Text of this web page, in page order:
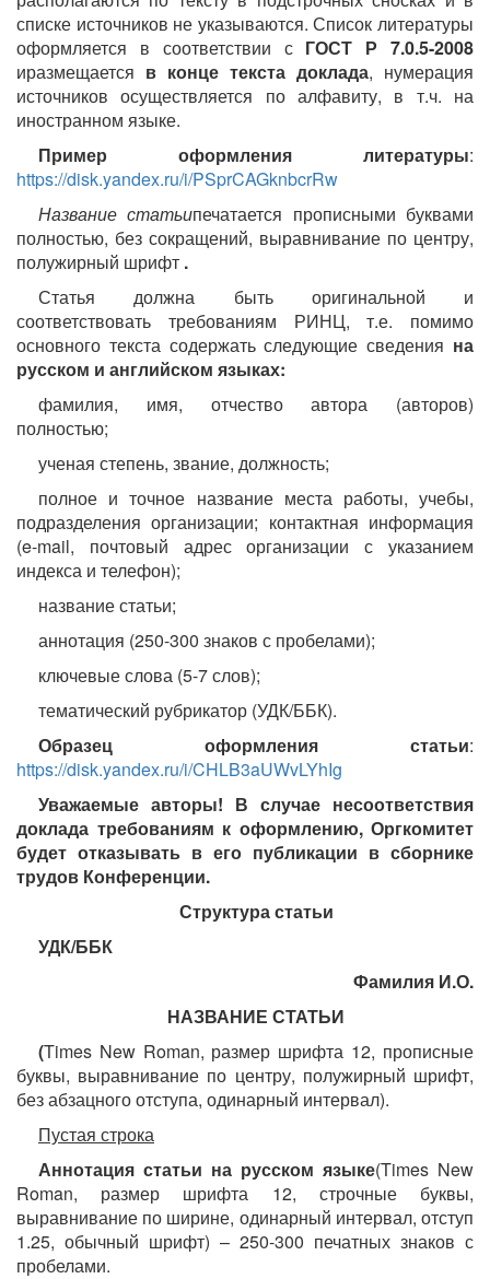
списке источников не указываются. Список литературы
оформляется в соответствии с ГОСТ Р 7.0.5-2008
иразмещается в конце текста доклада, нумерация
источников осуществляется по алфавиту, в т.ч. на
иностранном языке.
Пример оформления литературы:
https://disk.yandex.ru/i/PSprCAGknbcrRw
Название статьипечатается прописными буквами
полностью, без сокращений, выравнивание по центру,
полужирный шрифт .
Статья должна быть оригинальной и
соответствовать требованиям РИНЦ, т.е. помимо
основного текста содержать следующие сведения на
русском и английском языках:
фамилия, имя, отчество автора (авторов)
полностью;
ученая степень, звание, должность;
полное и точное название места работы, учебы,
подразделения организации; контактная информация
(e-mail, почтовый адрес организации с указанием
индекса и телефон);
название статьи;
аннотация (250-300 знаков с пробелами);
ключевые слова (5-7 слов);
тематический рубрикатор (УДК/ББК).
Образец оформления статьи:
https://disk.yandex.ru/i/CHLB3aUWvLYhIg
Уважаемые авторы! В случае несоответствия
доклада требованиям к оформлению, Оргкомитет
будет отказывать в его публикации в сборнике
трудов Конференции.
Структура статьи
УДК/ББК
Фамилия И.О.
НАЗВАНИЕ СТАТЬИ
(Times New Roman, размер шрифта 12, прописные
буквы, выравнивание по центру, полужирный шрифт,
без абзацного отступа, одинарный интервал).
Пустая строка
Аннотация статьи на русском языке(Times New
Roman, размер шрифта 12, строчные буквы,
выравнивание по ширине, одинарный интервал, отступ
1.25, обычный шрифт) – 250-300 печатных знаков с
пробелами.